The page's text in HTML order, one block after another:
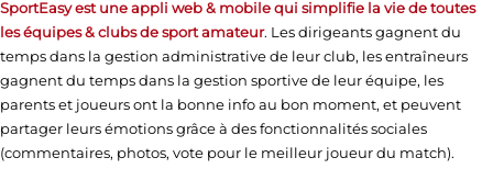
SportEasy est une appli web & mobile qui simplifie la vie de toutes
les équipes & clubs de sport amateur. Les dirigeants gagnent du
temps dans la gestion administrative de leur club, les entraîneurs
gagnent du temps dans la gestion sportive de leur équipe, les
parents et joueurs ont la bonne info au bon moment, et peuvent
partager leurs émotions grâce à des fonctionnalités sociales
(commentaires, photos, vote pour le meilleur joueur du match).